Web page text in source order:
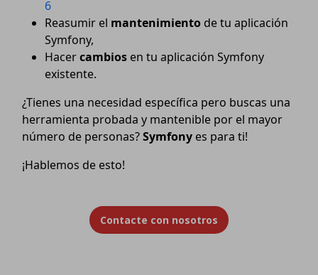
6
Reasumir el mantenimiento de tu aplicación
Symfony,
Hacercambios en tu aplicación Symfony
existente.
¿Tienes una necesidad específica pero buscas una
herramienta probada y mantenible por el mayor
número de personas?Symfony es para ti!
¡Hablemos de esto!
Contacte con nosotros